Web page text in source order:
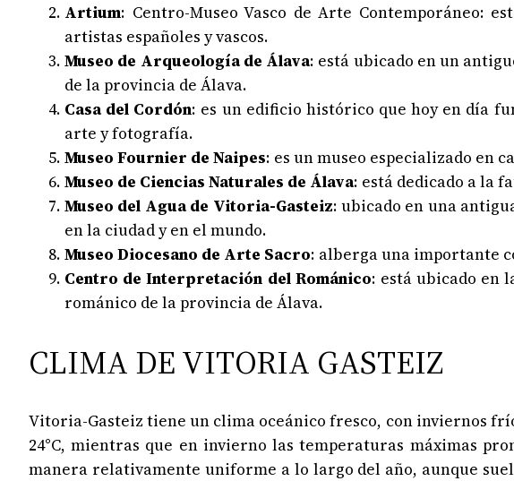
Artium: Centro-Museo Vasco de Arte Contemporáneo:
artistas españoles y vascos.
Museo de Arqueología de Álava: está ubicado en un
de la provincia de Álava.
Casa del Cordón: es un edificio histórico que hoy en día
arte y fotografía.
Museo Fournier de Naipes: es un museo especializado en
Museo de Ciencias Naturales de Álava: está dedicado a la
Museo del Agua de Vitoria-Gasteiz: ubicado en una
en la ciudad y en el mundo.
Museo Diocesano de Arte Sacro: alberga una importante
Centro de Interpretación del Románico: está ubicado en
románico de la provincia de Álava.
CLIMA DE VITORIA GASTEIZ
Vitoria-Gasteiz tiene un clima oceánico fresco, con inviernos
24°C, mientras que en invierno las temperaturas máximas
manera relativamente uniforme a lo largo del año, aunque